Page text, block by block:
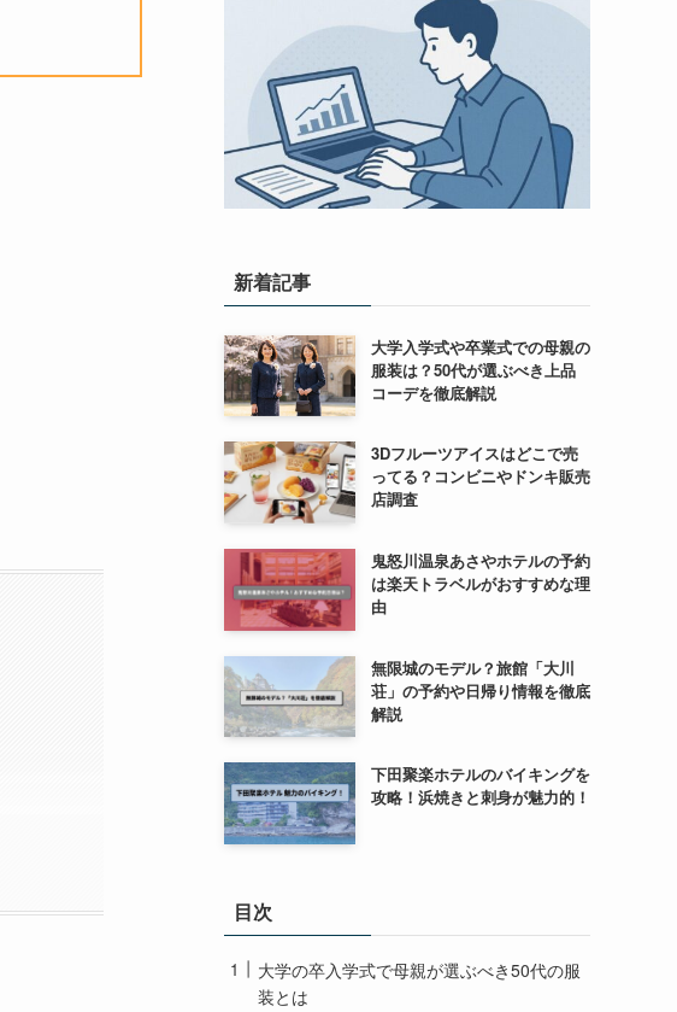
新着記事
大学入学式や卒業式での母親の
服装は？50代が選ぶべき上品
コーデを徹底解説
3Dフルーツアイスはどこで売
ってる？コンビニやドンキ販売
店調査
鬼怒川温泉あさやホテルの予約
は楽天トラベルがおすすめな理
由
無限城のモデル？旅館「大川
荘」の予約や日帰り情報を徹底
解説
下田聚楽ホテルのバイキングを
攻略！浜焼きと刺身が魅力的！
目次
大学の卒入学式で母親が選ぶべき50代の服
装とは